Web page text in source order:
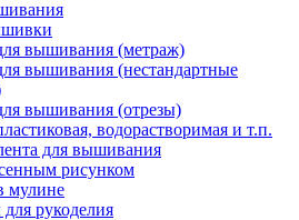
вышивания (метраж)
вышивания (нестандартные
вышивания (отрезы)
водорастворимая и т.п.
для вышивания
рисунком
мулине
рукоделия